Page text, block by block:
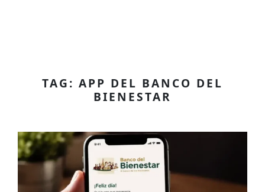
TAG: APP DEL BANCO DEL
BIENESTAR